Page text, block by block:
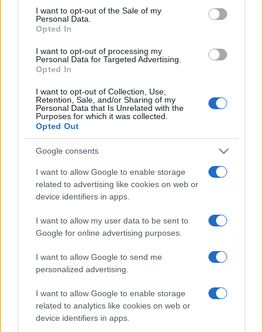
consent section.
I want to opt-out of the Sale of my
Personal Data.
Opted In
I want to opt-out of processing my
Personal Data for Targeted Advertising.
Opted In
I want to opt-out of Collection, Use,
Retention, Sale, and/or Sharing of my
Personal Data that Is Unrelated with the
Purposes for which it was collected.
Opted Out
Google consents
I want to allow Google to enable storage
related to advertising like cookies on web or
device identifiers in apps.
I want to allow my user data to be sent to
Google for online advertising purposes.
I want to allow Google to send me
personalized advertising.
I want to allow Google to enable storage
related to analytics like cookies on web or
device identifiers in apps.
Furti a Roma: chi ruba un cero
sicurezza
1 ora fa
Cittadini in perdita dopo la
“Scommessa Collettiva”:
responsabilità, tutele e richieste
di giustizia
2 ore fa
Salute e Sport: L’Accordo che Può
Cambiare il Futuro degli Atleti
Romani
2 ore fa
PIÙ LETTE
Carburanti adulterati a Roma: sicurezza
stradale a rischio tra indifferenza e
irresponsabilità